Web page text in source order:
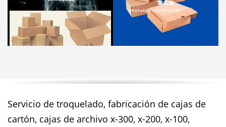
Servicio de troquelado, fabricación de cajas de
cartón, cajas de archivo x-300, x-200, x-100,